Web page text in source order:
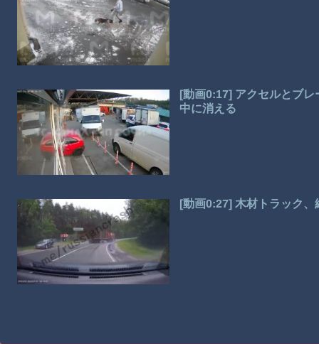
[動画0:17] アクセルとブ
中に消える
[動画0:27] 木材トラック